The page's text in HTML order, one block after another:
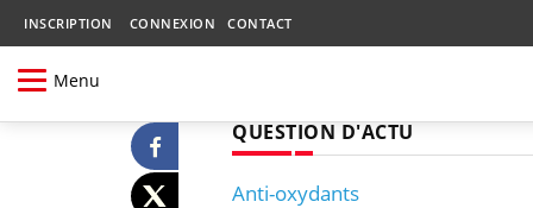
INSCRIPTION CONNEXION CONTACT
Menu
QUESTION D'ACTU
Anti-oxydants